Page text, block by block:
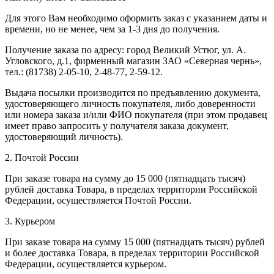
Для этого Вам необходимо оформить заказ с указанием даты и
времени, но не менее, чем за 1-3 дня до получения.
Получение заказа по адресу: город Великий Устюг, ул. А.
Угловского, д.1, фирменный магазин ЗАО «Северная чернь»,
тел.: (81738) 2-05-10, 2-48-77, 2-59-12.
Выдача посылки производится по предъявлению документа,
удостоверяющего личность покупателя, либо доверенности
или номера заказа и/или ФИО покупателя (при этом продавец
имеет право запросить у получателя заказа документ,
удостоверяющий личность).
2. Почтой России
При заказе товара на сумму до 15 000 (пятнадцать тысяч)
рублей доставка Товара, в пределах территории Российской
Федерации, осуществляется Почтой России.
3. Курьером
При заказе товара на сумму 15 000 (пятнадцать тысяч) рублей
и более доставка Товара, в пределах территории Российской
Федерации, осуществляется курьером.